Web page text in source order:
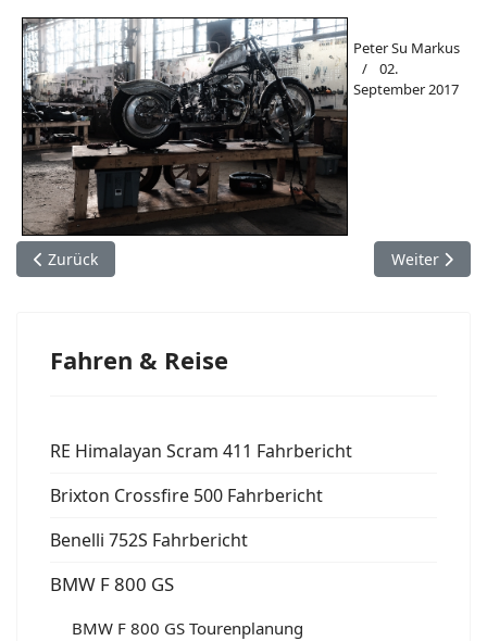
Peter Su Markus
02.
September 2017
Vorheriger Beitrag: Niagara
Zurück Nächster
Weiter
Fahren & Reise
RE Himalayan Scram 411 Fahrbericht
Brixton Crossfire 500 Fahrbericht
Benelli 752S Fahrbericht
BMW F 800 GS
BMW F 800 GS Tourenplanung